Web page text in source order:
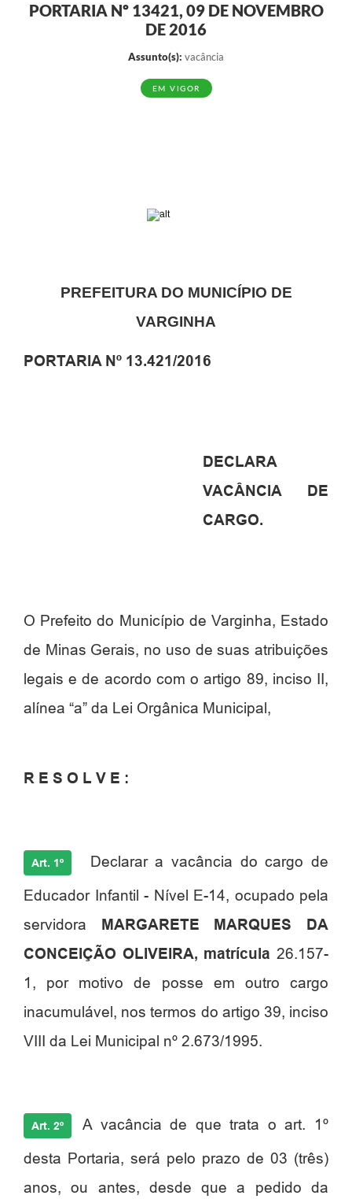
PORTARIA Nº 13421, 09 DE NOVEMBRO
DE 2016
Assunto(s): vacância
EM VIGOR
PREFEITURA DO MUNICÍPIO DE
VARGINHA
PORTARIA Nº 13.421/2016
DECLARA
VACÂNCIA DE
CARGO.
O Prefeito do Município de Varginha, Estado
de Minas Gerais, no uso de suas atribuições
legais e de acordo com o artigo 89, inciso II,
alínea “a” da Lei Orgânica Municipal,
R E S O L V E :
Art. 1º Declarar a vacância do cargo de
Educador Infantil - Nível E-14, ocupado pela
servidora
MARGARETE
MARQUES DA
CONCEIÇÃO OLIVEIRA, matrícula 26.157-
1, por motivo de posse em outro cargo
inacumulável, nos termos do artigo 39, inciso
VIII da Lei Municipal nº 2.673/1995.
Art. 2º A vacância de que trata o art. 1º
desta Portaria, será pelo prazo de 03 (três)
anos, ou antes, desde que a pedido da